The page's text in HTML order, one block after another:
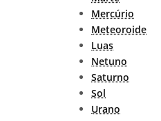
Mercúrio
Meteoroide
Luas
Netuno
Saturno
Sol
Urano